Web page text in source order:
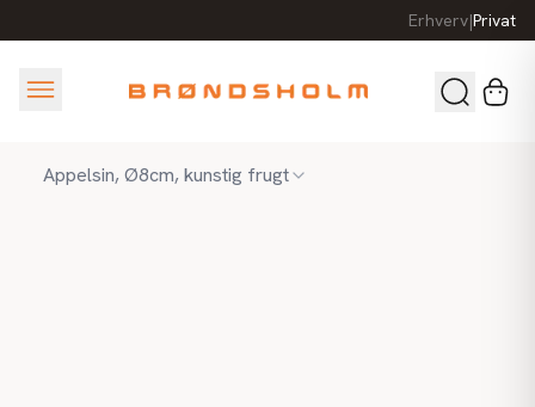
Erhverv|Privat
Appelsin, Ø8cm, kunstig frugt